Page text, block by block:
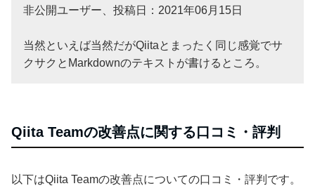
非公開ユーザー、投稿日：2021年06月15日
当然といえば当然だがQiitaとまったく同じ感覚でサ
クサクとMarkdownのテキストが書けるところ。
Qiita Teamの改善点に関する口コミ・評判
以下はQiita Teamの改善点についての口コミ・評判です。